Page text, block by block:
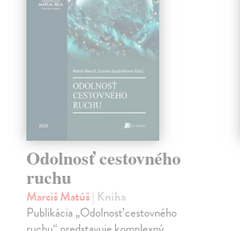
Odolnosť cestovného
ruchu
Marciš Matúš| Kniha
Publikácia „Odolnosť cestovného